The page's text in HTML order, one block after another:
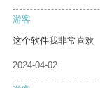
游客
这个软件我非常喜欢
2024-04-02